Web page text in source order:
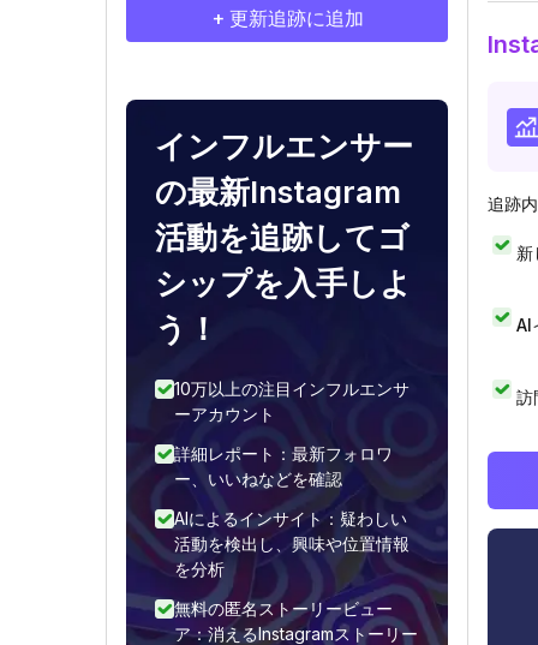
+ 更新追跡に追加
インフルエンサー
の最新Instagram
活動を追跡してゴ
シップを入手しよ
う！
10万以上の注目インフルエンサ
ーアカウント
詳細レポート：最新フォロワ
ー、いいねなどを確認
AIによるインサイト：疑わしい
活動を検出し、興味や位置情報
を分析
無料の匿名ストーリービュー
ア：消えるInstagramストーリー
追跡
新
AI
訪